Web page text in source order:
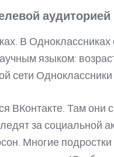
В
языком:
сети
ВКонтакте. Там они
за социальной
Многие